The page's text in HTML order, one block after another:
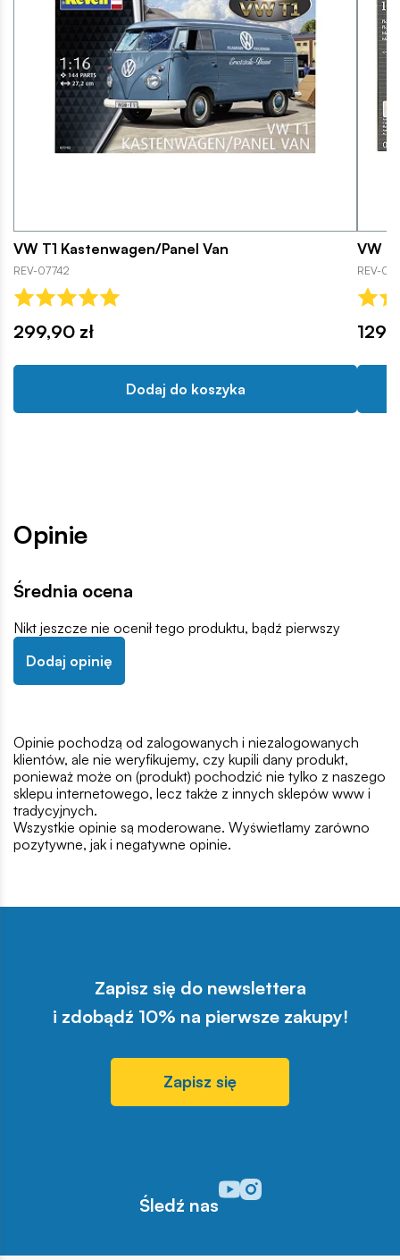
VW T1 Kastenwagen/Panel Van
REV-07742
299,90 zł
Dodaj do koszyka
VW
REV-
Opinie
Średnia ocena
Nikt jeszcze nie ocenił tego produktu, bądź pierwszy
Dodaj opinię
Opinie pochodzą od zalogowanych i niezalogowanych
klientów, ale nie weryfikujemy, czy kupili dany produkt,
ponieważ może on (produkt) pochodzić nie tylko z naszego
sklepu internetowego, lecz także z innych sklepów www i
tradycyjnych.
Wszystkie opinie są moderowane. Wyświetlamy zarówno
pozytywne, jak i negatywne opinie.
Zapisz się do newslettera
i zdobądź 10% na pierwsze zakupy!
Zapisz się
Śledź nas
Odwiedź nasz profil w
Odwiedź nasz profil w